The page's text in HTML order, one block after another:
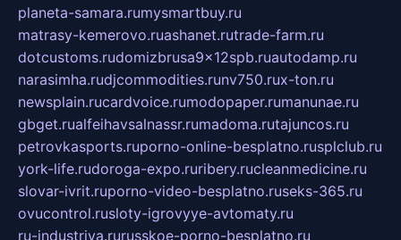
planeta-samara.rumysmartbuy.ru
matrasy-kemerovo.ruashanet.rutrade-farm.ru
dotcustoms.rudomizbrusa9x12spb.ruautodamp.ru
narasimha.rudjcommodities.runv750.rux-ton.ru
newsplain.rucardvoice.rumodopaper.rumanunae.ru
gbget.rualfeihavsalnassr.rumadoma.rutajuncos.ru
petrovkasports.ruporno-online-besplatno.rusplclub.ru
york-life.rudoroga-expo.ruribery.rucleanmedicine.ru
slovar-ivrit.ruporno-video-besplatno.ruseks-365.ru
ovucontrol.rusloty-igrovyye-avtomaty.ru
ru-industriya.rurusskoe-porno-besplatno.ru